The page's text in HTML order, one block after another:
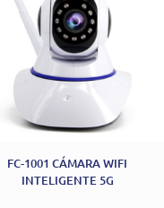
FC-1001 CÁMARA WIFI
INTELIGENTE 5G